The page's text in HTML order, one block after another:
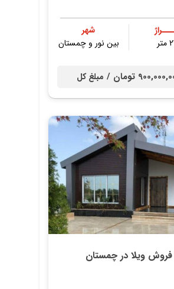
شهر
بین نور و چمستان
تومان / مبلغ کل
فروش ویلا در چمستان